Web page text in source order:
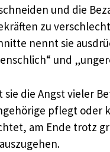
und die
zu
nennt sie
und
sie die Angst vieler
pflegt oder
am Ende trotz